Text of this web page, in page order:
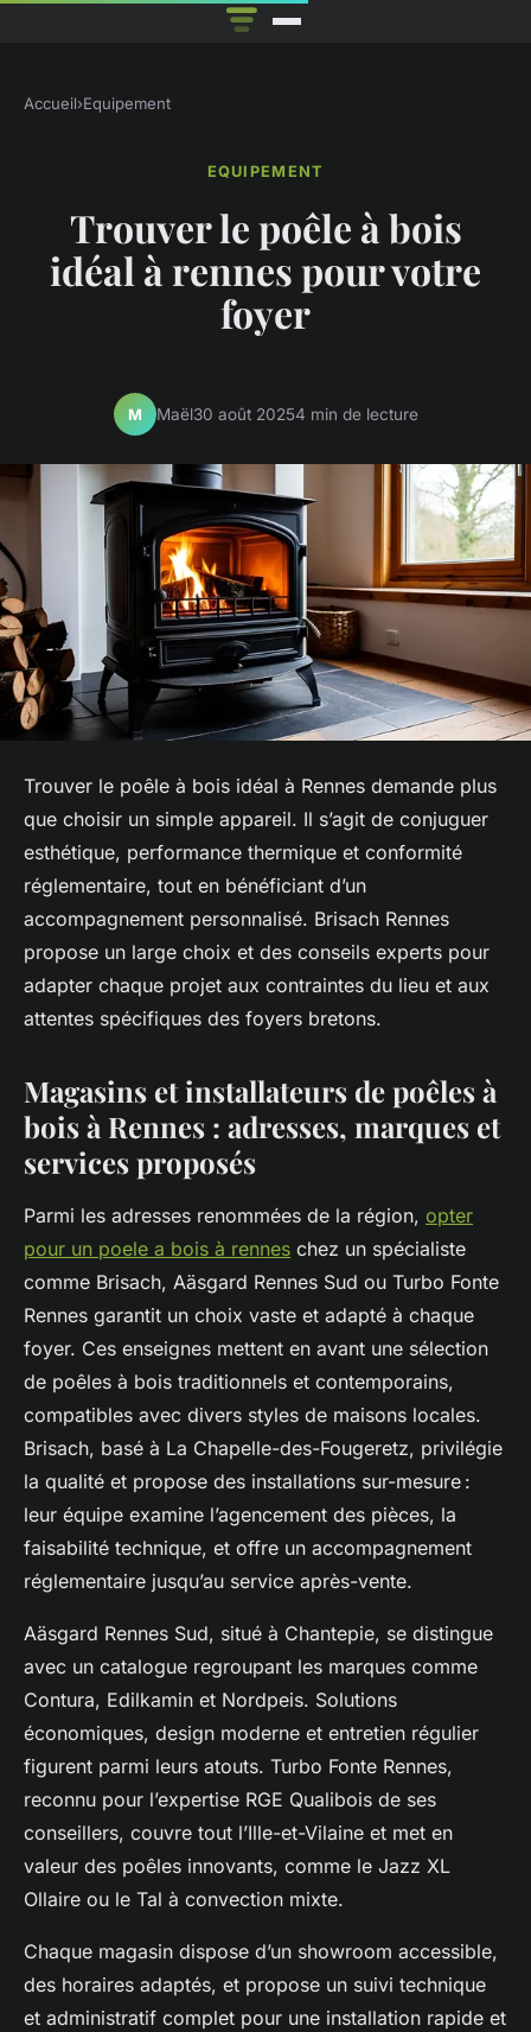
Accueil›Equipement
EQUIPEMENT
Trouver le poêle à bois
idéal à rennes pour votre
foyer
M Maël30 août 20254 min de lecture
Trouver le poêle à bois idéal à Rennes demande plus
que choisir un simple appareil. Il s’agit de conjuguer
esthétique, performance thermique et conformité
réglementaire, tout en bénéficiant d’un
accompagnement personnalisé. Brisach Rennes
propose un large choix et des conseils experts pour
adapter chaque projet aux contraintes du lieu et aux
attentes spécifiques des foyers bretons.
Magasins et installateurs de poêles à
bois à Rennes : adresses, marques et
services proposés
Parmi les adresses renommées de la région, opter
pour un poele a bois à rennes chez un spécialiste
comme Brisach, Aäsgard Rennes Sud ou Turbo Fonte
Rennes garantit un choix vaste et adapté à chaque
foyer. Ces enseignes mettent en avant une sélection
de poêles à bois traditionnels et contemporains,
compatibles avec divers styles de maisons locales.
Brisach, basé à La Chapelle-des-Fougeretz, privilégie
la qualité et propose des installations sur-mesure :
leur équipe examine l’agencement des pièces, la
faisabilité technique, et offre un accompagnement
réglementaire jusqu’au service après-vente.
Aäsgard Rennes Sud, situé à Chantepie, se distingue
avec un catalogue regroupant les marques comme
Contura, Edilkamin et Nordpeis. Solutions
économiques, design moderne et entretien régulier
figurent parmi leurs atouts. Turbo Fonte Rennes,
reconnu pour l’expertise RGE Qualibois de ses
conseillers, couvre tout l’Ille-et-Vilaine et met en
valeur des poêles innovants, comme le Jazz XL
Ollaire ou le Tal à convection mixte.
Chaque magasin dispose d’un showroom accessible,
des horaires adaptés, et propose un suivi technique
et administratif complet pour une installation rapide et